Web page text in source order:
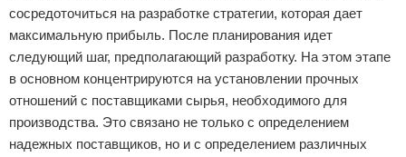
сосредоточиться на разработке стратегии, которая дает
максимальную прибыль. После планирования идет
следующий шаг, предполагающий разработку. На этом этапе
в основном концентрируются на установлении прочных
отношений с поставщиками сырья, необходимого для
производства. Это связано не только с определением
надежных поставщиков, но и с определением различных